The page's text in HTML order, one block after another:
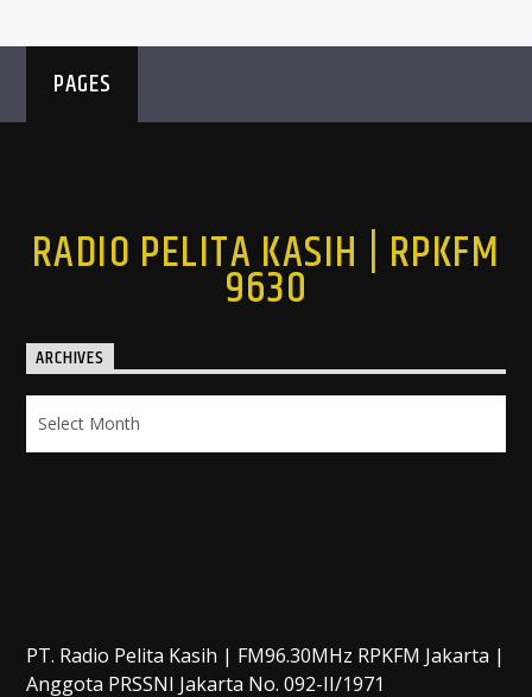
PAGES
RADIO PELITA KASIH | RPKFM
9630
ARCHIVES
PT. Radio Pelita Kasih | FM96.30MHz RPKFM Jakarta |
Anggota PRSSNI Jakarta No. 092-II/1971